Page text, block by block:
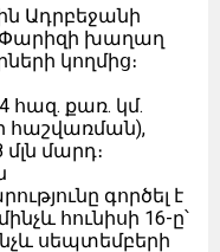
Ադրբեջանի
Փարիզի խաղաղ
կողմից։
հազ. քառ. կմ.
հաշվառման),
մլն մարդ։
գործել է
հունիսի 16-ը՝
սեպտեմբերի